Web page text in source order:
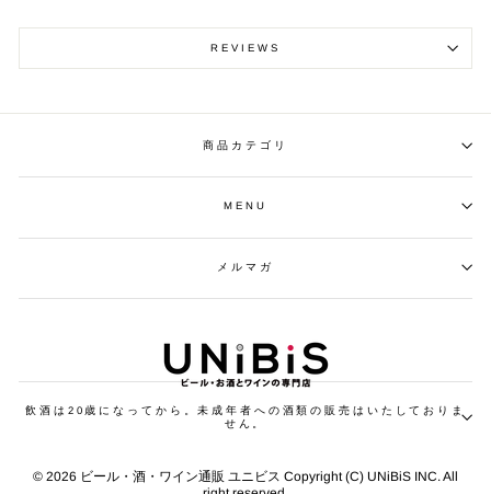
REVIEWS
商品カテゴリ
MENU
メルマガ
飲酒は20歳になってから。未成年者への酒類の販売はいたしておりま
せん。
© 2026 ビール・酒・ワイン通販 ユニビス Copyright (C) UNiBiS INC. All